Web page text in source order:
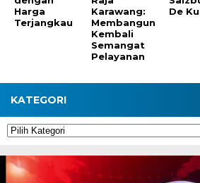
Harga
Terjangkau
Karawang:
Membangun
Kembali
Semangat
Pelayanan
De
KATEGORI
Kategori
Pemutar
Video